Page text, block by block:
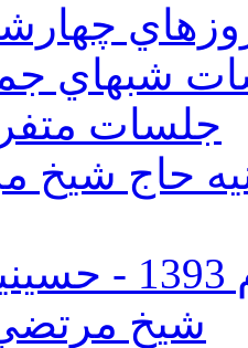
شبهاي
جلسات
دوم 93 - حسينيه
جلسات دهه اول محرم
شيخ